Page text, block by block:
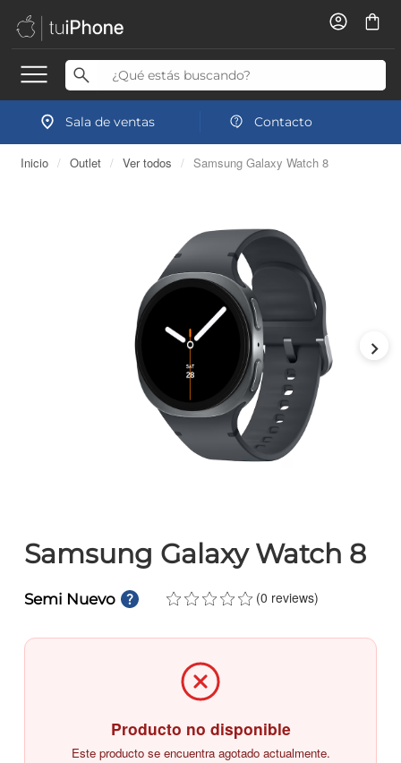
Sala de ventas Contacto
Inicio / Outlet / Ver todos / Samsung Galaxy Watch 8
Samsung Galaxy Watch 8
Semi Nuevo (0 reviews)
Producto no disponible
Este producto se encuentra agotado actualmente.